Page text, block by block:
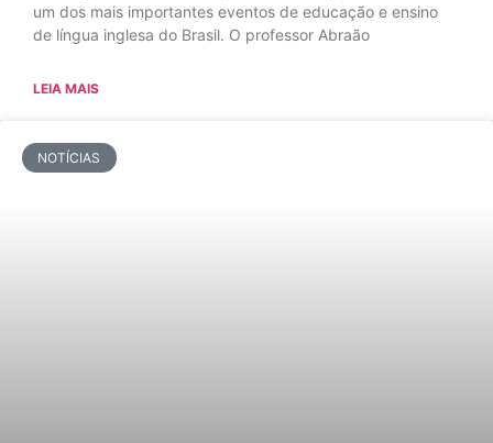
um dos mais importantes eventos de educação e ensino
de língua inglesa do Brasil. O professor Abraão
LEIA MAIS
NOTÍCIAS